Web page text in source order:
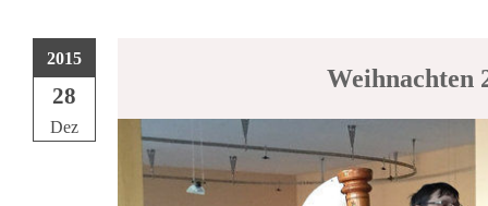
Weihnachten
2015
28
Dez